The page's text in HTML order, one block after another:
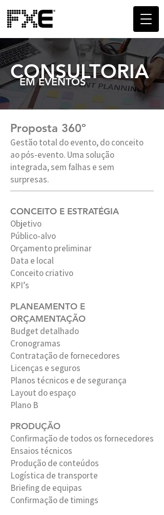
CONSULTORIA
EM EVENTOS
Proposta 360º
Gestão total do evento, do conceito
ao pós-evento. Uma solução
integrada, sem falhas e sem
surpresas.
CONCEITO E ESTRATÉGIA
Objetivo
Público-alvo
Orçamento preliminar
Data e local
Conceito criativo
KPI’s
PLANEAMENTO E
ORÇAMENTAÇÃO
Budget detalhado
Cronogramas
Contratação de fornecedores
Licenças e seguros
Planos técnicos e de segurança
Layout do espaço
Plano B
PRODUÇÃO
Confirmação de todos os fornecedores
Ensaios técnicos
Produção de conteúdos
Logística de transporte
Briefing de equipas
Confirmação de timings